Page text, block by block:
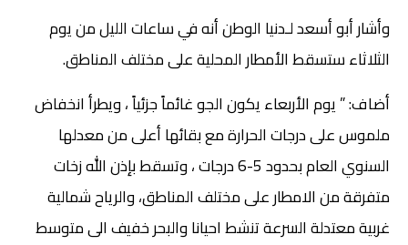
وأشار أبو أسعد لـدنيا الوطن أنه في ساعات الليل من يوم
الثلاثاء ستسقط الأمطار المحلية على مختلف المناطق.
أضاف: ” يوم الأربعاء يكون الجو غائماً جزئياً ، ويطرأ انخفاض
ملموس على درجات الحرارة مع بقائها أعلى من معدلها
السنوي العام بحدود 5-6 درجات ، وتسقط بإذن الله زخات
متفرقة من الامطار على مختلف المناطق، والرياح شمالية
غربية معتدلة السرعة تنشط احيانا والبحر خفيف الى متوسط